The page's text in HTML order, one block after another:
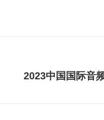
2023中国国际音